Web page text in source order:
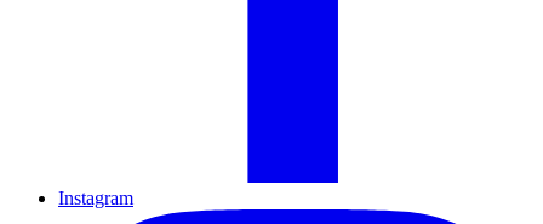
Instagram